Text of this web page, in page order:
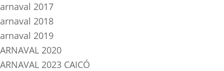
2017
2018
2019
2020
2023 CAICÓ